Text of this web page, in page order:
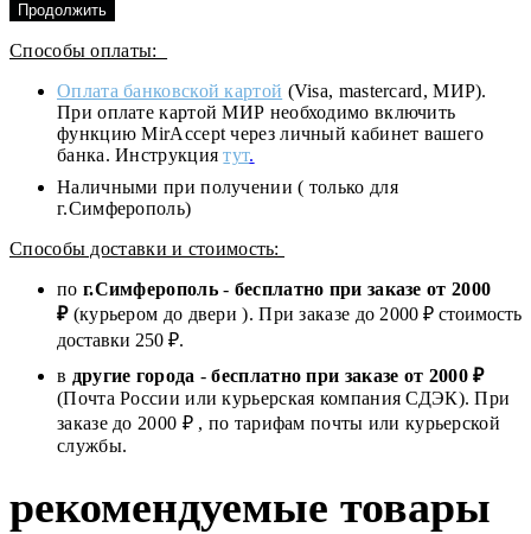
Продолжить
Способы оплаты:
Оплата банковской картой (Visa, mastercard, МИР).
При оплате картой МИР необходимо включить
функцию MirAccept через личный кабинет вашего
банка. Инструкциятут.
Наличными при получении ( только для
г.Симферополь)
Способы доставки и стоимость:
по г.Симферополь- бесплатно при заказе от 2000
₽(курьером до двери ). При заказе до 2000 ₽ стоимость
доставки 250 ₽.
в другие города -бесплатно при заказе от 2000 ₽
(Почта России или курьерская компания СДЭК). При
заказе до 2000 ₽ , по тарифам почты или курьерской
службы.
рекомендуемые товары